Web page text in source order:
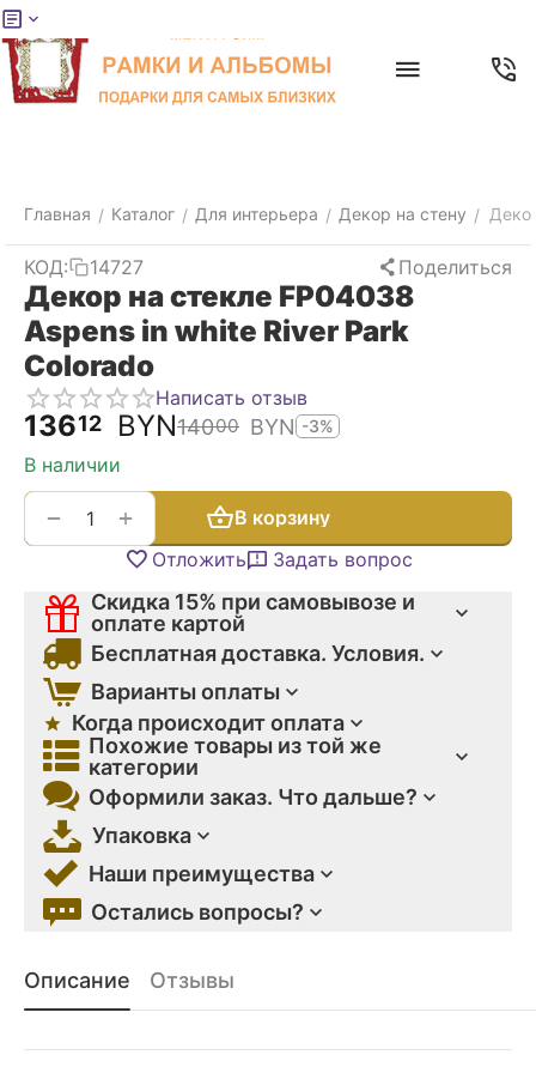
Главная / Каталог / Для интерьера / Декор на стену /
КОД: 14727 Поделиться
Декор на стекле FP04038
Aspens in white River Park
Colorado
Написать отзыв
13612 BYN14000 BYN -3%
В наличии
+
−
В корзину
Отложить
Задать вопрос
Скидка 15% при самовывозе и
оплате картой
Бесплатная доставка. Условия.
Варианты оплаты
Когда происходит оплата
Похожие товары из той же
категории
Оформили заказ. Что дальше?
Упаковка
Наши преимущества
Остались вопросы?
Описание Отзывы
Меню
товары